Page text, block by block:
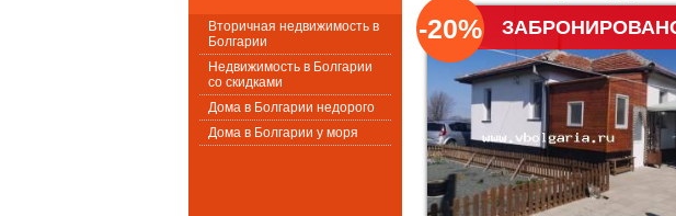
Вторичная недвижимость в
Болгарии
Недвижимость в Болгарии
со скидками
Дома в Болгарии недорого
Дома в Болгарии у моря
-20%